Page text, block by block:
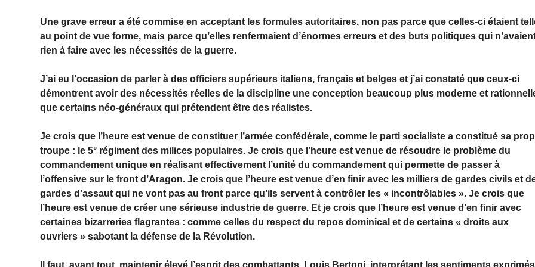
Une grave erreur a été commise en acceptant les formules autoritaires, non pas parce que celles-ci étaient
au point de vue forme, mais parce qu’elles renfermaient d’énormes erreurs et des buts politiques qui
rien à faire avec les nécessités de la guerre.
J’ai eu l’occasion de parler à des officiers supérieurs italiens, français et belges et j’ai constaté que ceux-ci
démontrent avoir des nécessités réelles de la discipline une conception beaucoup plus moderne et
que certains néo-généraux qui prétendent être des réalistes.
Je crois que l’heure est venue de constituer l’armée confédérale, comme le parti socialiste a constitué sa
troupe : le 5° régiment des milices populaires. Je crois que l’heure est venue de résoudre le problème du
commandement unique en réalisant effectivement l’unité du commandement qui permette de passer à
l’offensive sur le front d’Aragon. Je crois que l’heure est venue d’en finir avec les milliers de gardes civils et
gardes d’assaut qui ne vont pas au front parce qu’ils servent à contrôler les « incontrôlables ». Je crois que
l’heure est venue de créer une sérieuse industrie de guerre. Et je crois que l’heure est venue d’en finir avec
certaines bizarreries flagrantes : comme celles du respect du repos dominical et de certains « droits aux
ouvriers » sabotant la défense de la Révolution.
Il faut, avant tout, maintenir élevé l’esprit des combattants. Louis Bertoni, interprétant les sentiments exprimés